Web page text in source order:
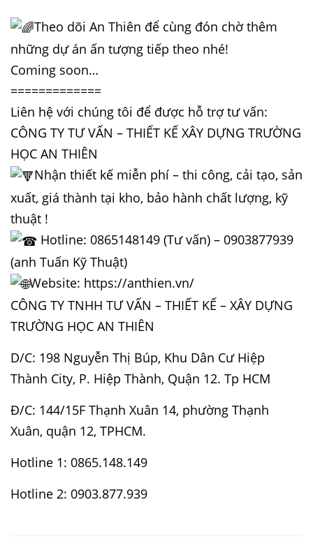
Theo dõi An Thiên để cùng đón chờ thêm
những dự án ấn tượng tiếp theo nhé!
Coming soon…
=============
Liên hệ với chúng tôi để được hỗ trợ tư vấn:
CÔNG TY TƯ VẤN – THIẾT KẾ XÂY DỰNG TRƯỜNG
HỌC AN THIÊN
Nhận thiết kế miễn phí – thi công, cải tạo, sản
xuất, giá thành tại kho, bảo hành chất lượng, kỹ
thuật !
Hotline: 0865148149 (Tư vấn) – 0903877939
(anh Tuấn Kỹ Thuật)
Website: https://anthien.vn/
CÔNG TY TNHH TƯ VẤN – THIẾT KẾ – XÂY DỰNG
TRƯỜNG HỌC AN THIÊN
D/C: 198 Nguyễn Thị Búp, Khu Dân Cư Hiệp
Thành City, P. Hiệp Thành, Quận 12. Tp HCM
Đ/C: 144/15F Thạnh Xuân 14, phường Thạnh
Xuân, quận 12, TPHCM.
Hotline 1: 0865.148.149
Hotline 2: 0903.877.939